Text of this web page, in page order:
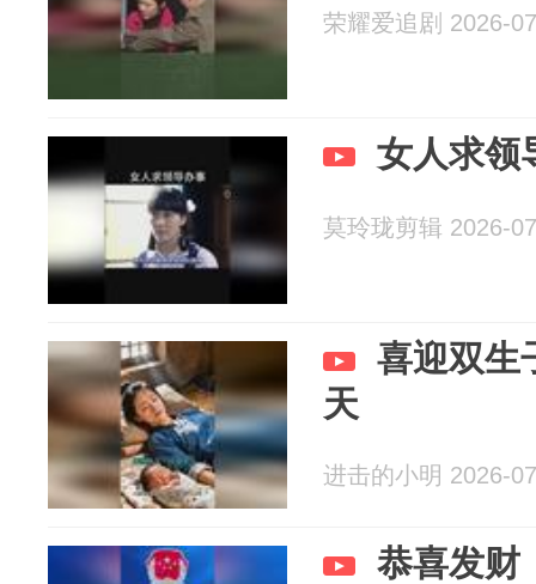
荣耀爱追剧 2026-
女人求领
莫玲珑剪辑 2026-
喜迎双生
天
进击的小明 2026-
恭喜发财